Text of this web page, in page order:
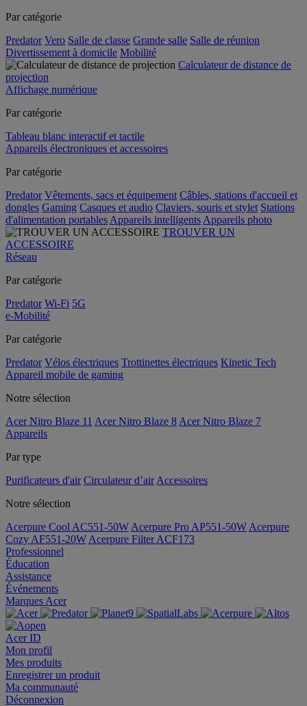
Par catégorie
Predator Vero Salle de classe Grande salle Salle de réunion
Divertissement à domicile Mobilité
Calculateur de distance de
projection
Affichage numérique
Par catégorie
Tableau blanc interactif et tactile
Appareils électroniques et accessoires
Par catégorie
Predator Vêtements, sacs et équipement Câbles, stations d'accueil et
dongles Gaming Casques et audio Claviers, souris et stylet Stations
d'alimentation portables Appareils intelligents Appareils photo
TROUVER UN
ACCESSOIRE
Réseau
Par catégorie
Predator Wi-Fi 5G
e-Mobilité
Par catégorie
Predator Vélos électriques Trottinettes électriques Kinetic Tech
Appareil mobile de gaming
Notre sélection
Acer Nitro Blaze 11 Acer Nitro Blaze 8 Acer Nitro Blaze 7
Appareils
Par type
Purificateurs d'air Circulateur d’air Accessoires
Notre sélection
Acerpure Cool AC551-50W Acerpure Pro AP551-50W Acerpure
Cozy AF551-20W Acerpure Filter ACF173
Professionnel
Éducation
Assistance
Événements
Marques Acer
Acer ID
Mon profil
Mes produits
Enregistrer un produit
Ma communauté
Déconnexion